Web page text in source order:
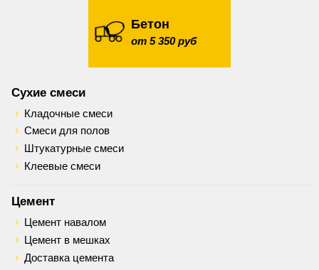
Бетон
от 5 350 руб
Сухие смеси
Кладочные смеси
Смеси для полов
Штукатурные смеси
Клеевые смеси
Цемент
Цемент навалом
Цемент в мешках
Доставка цемента